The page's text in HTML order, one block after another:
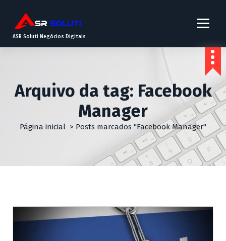
ASR Soluti Negócios Digitais
Arquivo da tag: Facebook
Manager
Página inicial > Posts marcados "Facebook Manager"